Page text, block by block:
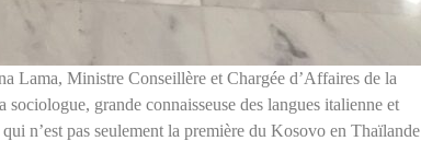
Lama, Ministre Conseillère et Chargée d’Affaires de la
grande connaisseuse des langues italienne et
n’est pas seulement la première du Kosovo en Thaïlande